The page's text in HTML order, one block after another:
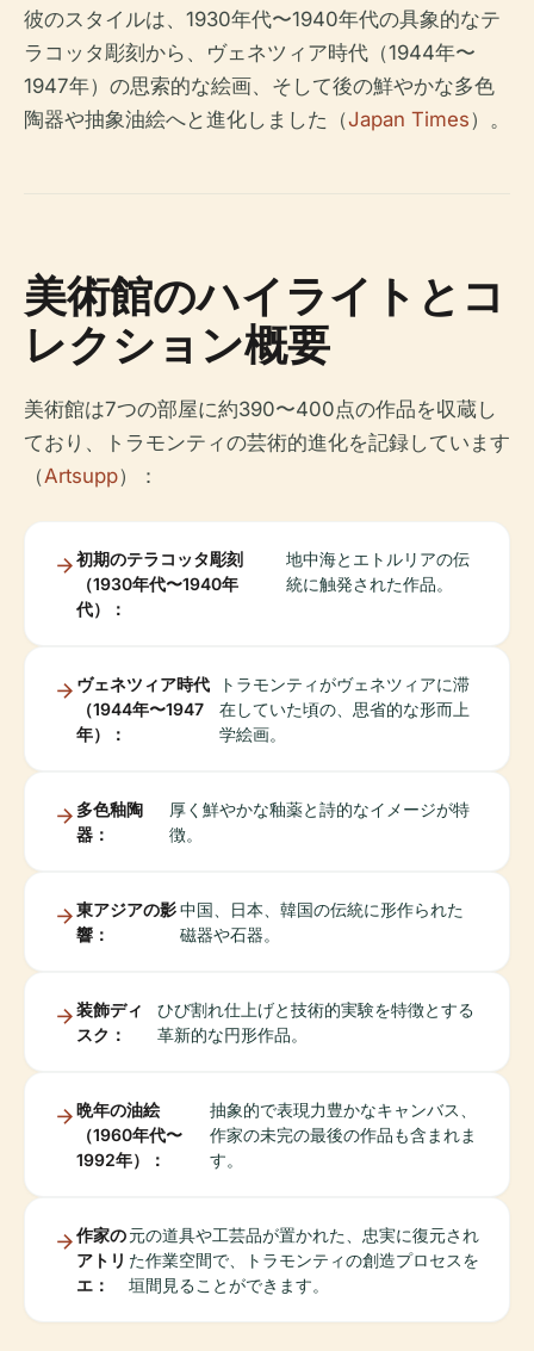
彼のスタイルは、1930年代〜1940年代の具象的なテ
ラコッタ彫刻から、ヴェネツィア時代（1944年〜
1947年）の思索的な絵画、そして後の鮮やかな多色
陶器や抽象油絵へと進化しました（Japan Times）。
美術館のハイライトとコ
レクション概要
美術館は7つの部屋に約390〜400点の作品を収蔵し
ており、トラモンティの芸術的進化を記録しています
（Artsupp）：
初期のテラコッタ彫刻
（1930年代〜1940年
代）：
地中海とエトルリアの伝
統に触発された作品。
ヴェネツィア時代
（1944年〜1947
年）：
トラモンティがヴェネツィアに滞
在していた頃の、思省的な形而上
学絵画。
多色釉陶
器：
厚く鮮やかな釉薬と詩的なイメージが特
徴。
東アジアの影
響：
中国、日本、韓国の​​伝統に形作られた
磁器や石器。
装飾ディ
スク：
ひび割れ仕上げと技術的実験を特徴とする
革新的な円形作品。
晩年の油絵
（1960年代〜
1992年）：
抽象的で表現力豊かなキャンバス、
作家の未完の最後の作品も含まれま
す。
作家の
アトリ
エ：
元の道具や工芸品が置かれた、忠実に復元され
た作業空間で、トラモンティの創造プロセスを
垣間見ることができます。